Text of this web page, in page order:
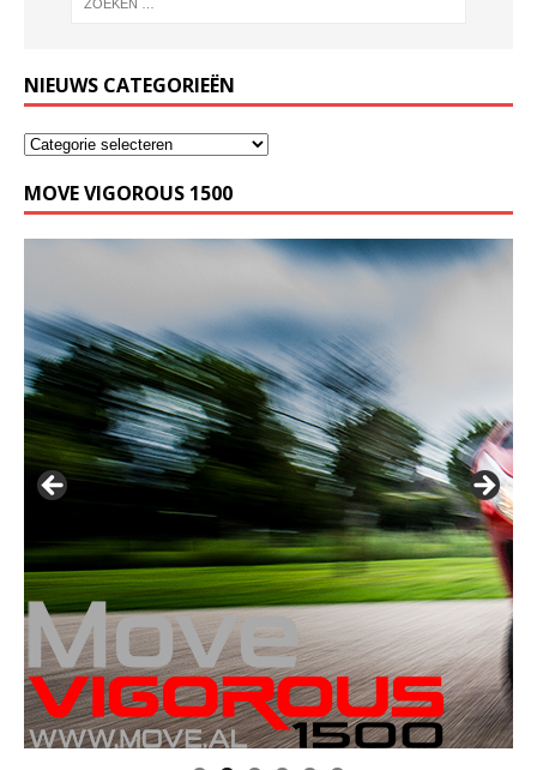
NIEUWS CATEGORIEËN
MOVE VIGOROUS 1500
Klik op de foto voor meer informatie